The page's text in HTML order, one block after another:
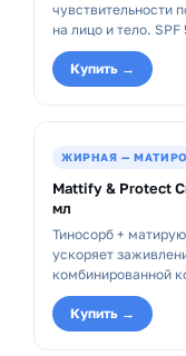
чувствительности
на лицо и тело.
Купить →
ЖИРНАЯ —
Mattify & Protect
мл
Тиносорб +
ускоряет
комбинированной
Купить →